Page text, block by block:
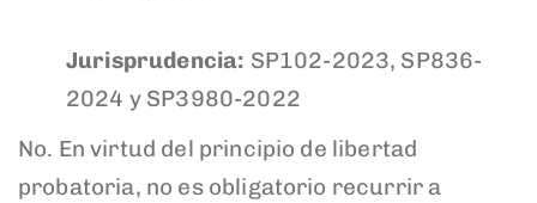
Jurisprudencia: SP102-2023, SP836-
2024 y SP3980-2022
No. En virtud del principio de libertad
probatoria, no es obligatorio recurrir a